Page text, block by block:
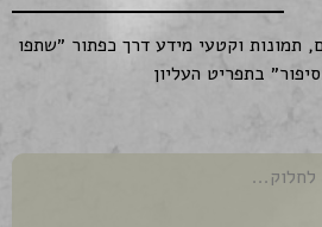
תמונות וקטעי מידע דרך כפתור ״שתפו
בתפריט העליון